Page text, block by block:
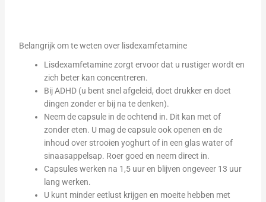
Belangrijk om te weten over lisdexamfetamine
Lisdexamfetamine zorgt ervoor dat u rustiger wordt en
zich beter kan concentreren.
Bij ADHD (u bent snel afgeleid, doet drukker en doet
dingen zonder er bij na te denken).
Neem de capsule in de ochtend in. Dit kan met of
zonder eten. U mag de capsule ook openen en de
inhoud over strooien yoghurt of in een glas water of
sinaasappelsap. Roer goed en neem direct in.
Capsules werken na 1,5 uur en blijven ongeveer 13 uur
lang werken.
U kunt minder eetlust krijgen en moeite hebben met